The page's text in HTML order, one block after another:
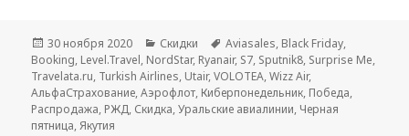
Опубликовано
30 ноября 2020 Рубрики
Скидки Метки
Aviasales, Black Friday,
Booking, Level.Travel, NordStar, Ryanair, S7, Sputnik8, Surprise Me,
Travelata.ru, Turkish Airlines, Utair,VOLOTEA,Wizz Air,
АльфаСтрахование,Аэрофлот, Киберпонедельник, Победа,
Распродажа, РЖД, Скидка,Уральские авиалинии, Черная
пятница,Якутия